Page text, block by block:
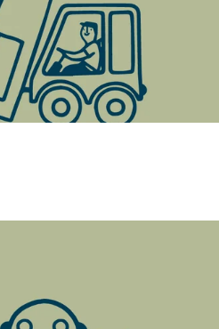
di geolocalizzazione
la posizione dei muletti e
coordinate di stoccaggio dei